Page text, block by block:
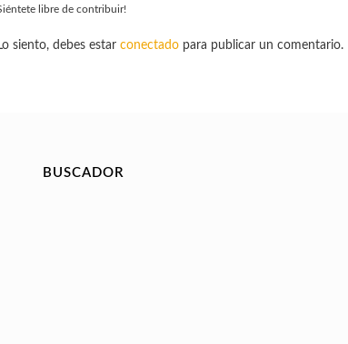
libre de contribuir!
Lo siento, debes estar conectadopara publicar un comentario.
BUSCADOR